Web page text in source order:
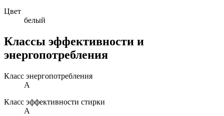
Цвет
белый
Классы эффективности и
энергопотребления
Класс энергопотребления
A
Класс эффективности стирки
A